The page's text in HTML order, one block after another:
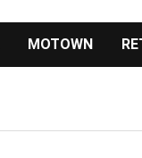
MOTOWN